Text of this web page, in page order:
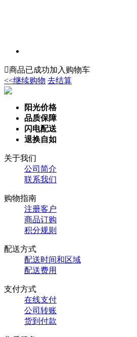
商品已成功加入购物车
<<继续购物 去结算
阳光价格
品质保障
闪电配送
退换自如
关于我们
公司简介
联系我们
购物指南
注册客户
商品订购
积分规则
配送方式
配送时间和区域
配送费用
支付方式
在线支付
公司转账
货到付款